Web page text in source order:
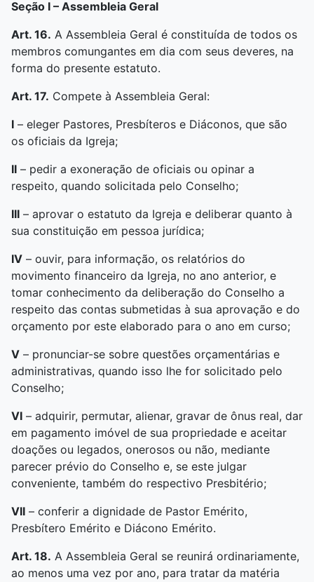
Seção I – Assembleia Geral
Art. 16. A Assembleia Geral é constituída de todos os
membros comungantes em dia com seus deveres, na
forma do presente estatuto.
Art. 17. Compete à Assembleia Geral:
I – eleger Pastores, Presbíteros e Diáconos, que são
os oficiais da Igreja;
II – pedir a exoneração de oficiais ou opinar a
respeito, quando solicitada pelo Conselho;
III – aprovar o estatuto da Igreja e deliberar quanto à
sua constituição em pessoa jurídica;
IV – ouvir, para informação, os relatórios do
movimento financeiro da Igreja, no ano anterior, e
tomar conhecimento da deliberação do Conselho a
respeito das contas submetidas à sua aprovação e do
orçamento por este elaborado para o ano em curso;
V – pronunciar-se sobre questões orçamentárias e
administrativas, quando isso lhe for solicitado pelo
Conselho;
VI – adquirir, permutar, alienar, gravar de ônus real, dar
em pagamento imóvel de sua propriedade e aceitar
doações ou legados, onerosos ou não, mediante
parecer prévio do Conselho e, se este julgar
conveniente, também do respectivo Presbitério;
VII – conferir a dignidade de Pastor Emérito,
Presbítero Emérito e Diácono Emérito.
Art. 18. A Assembleia Geral se reunirá ordinariamente,
ao menos uma vez por ano, para tratar da matéria